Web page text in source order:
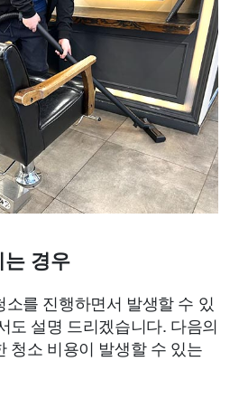
는 경우
를 진행하면서 발생할 수 있
도 설명 드리겠습니다. 다음의
청소 비용이 발생할 수 있는